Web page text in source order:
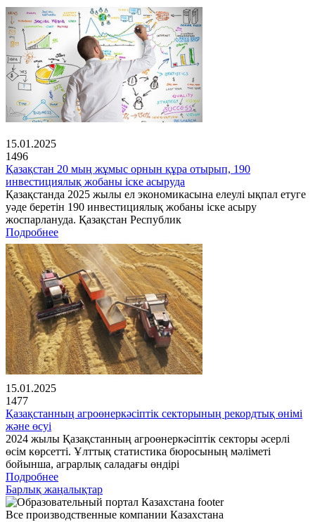
15.01.2025
1496
Қазақстан 20 мың жұмыс орнын құра отырып, 190
инвестициялық жобаны іске асыруда
Қазақстанда 2025 жылы ел экономикасына елеулі ықпал етуге
уәде беретін 190 инвестициялық жобаны іске асыру
жоспарлануда. Қазақстан Республик
Подробнее
15.01.2025
1477
Қазақстанның агроөнеркәсіптік секторының рекордтық өнімі
және өсуі
2024 жылы Қазақстанның агроөнеркәсіптік секторы әсерлі
өсім көрсетті. Ұлттық статистика бюросының мәліметі
бойынша, аграрлық саладағы өндірі
Подробнее
Барлық жаңалықтар
Все производственные компании Казахстана